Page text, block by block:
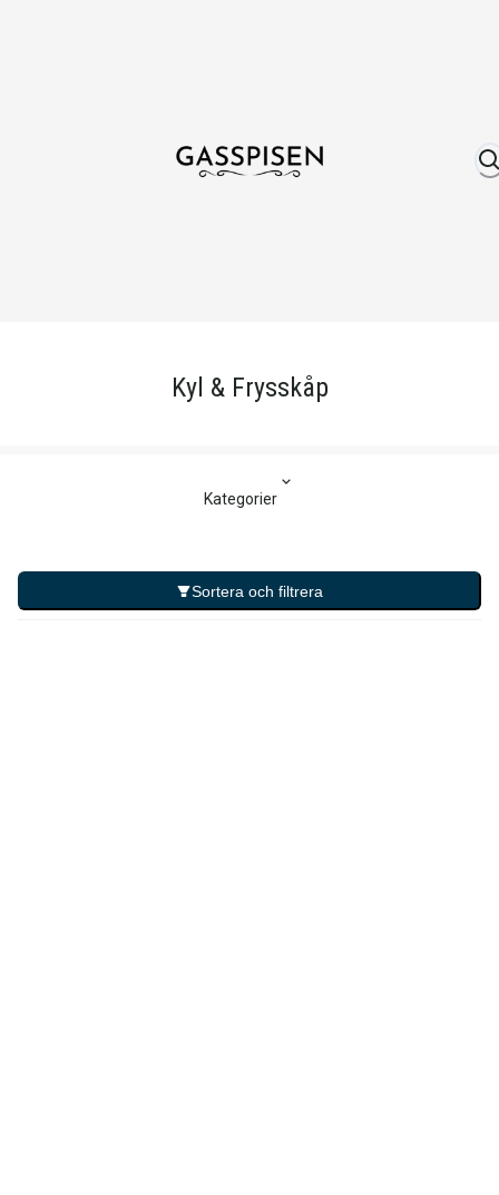
Kyl & Frysskåp
Kategorier
Sortera och filtrera